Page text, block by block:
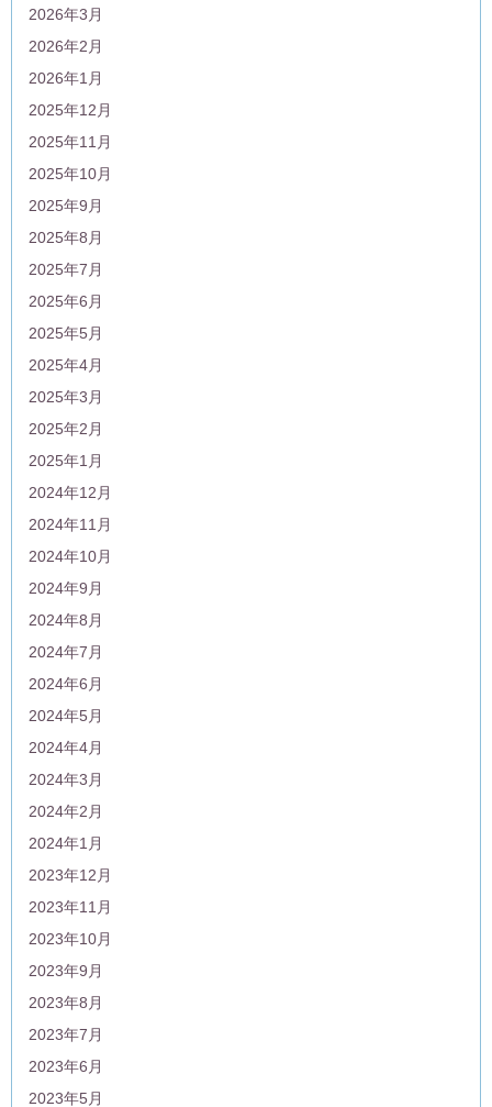
2026年3月
2026年2月
2026年1月
2025年12月
2025年11月
2025年10月
2025年9月
2025年8月
2025年7月
2025年6月
2025年5月
2025年4月
2025年3月
2025年2月
2025年1月
2024年12月
2024年11月
2024年10月
2024年9月
2024年8月
2024年7月
2024年6月
2024年5月
2024年4月
2024年3月
2024年2月
2024年1月
2023年12月
2023年11月
2023年10月
2023年9月
2023年8月
2023年7月
2023年6月
2023年5月